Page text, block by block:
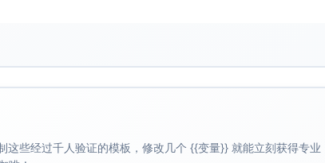
这些经过千人验证的模板，修改几个 {{变量}} 就能立刻获得专业